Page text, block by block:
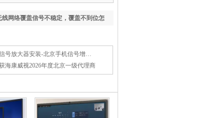
线网络覆盖信号不稳定，覆盖不到位怎
昌平区林创手机信号放大器安装-北京手机信号增强器安装维修公司
海康威视2026年度北京一级代理商